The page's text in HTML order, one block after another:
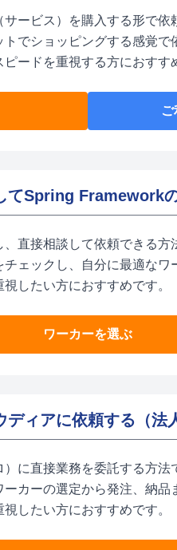
ービス）を購入する形で依
でショッピングする感覚で
ードを重視する方におすす
てSpring Framework
直接相談して依頼できる方
ェックし、自分に最適なワ
したい方におすすめです。
ワーカーを選ぶ
ィアに依頼する（法
に直接業務を委託する方法
カーの選定から発注、納
したい方におすすめです。